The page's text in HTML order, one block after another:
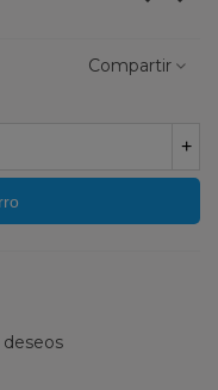
Compartir
+
deseos